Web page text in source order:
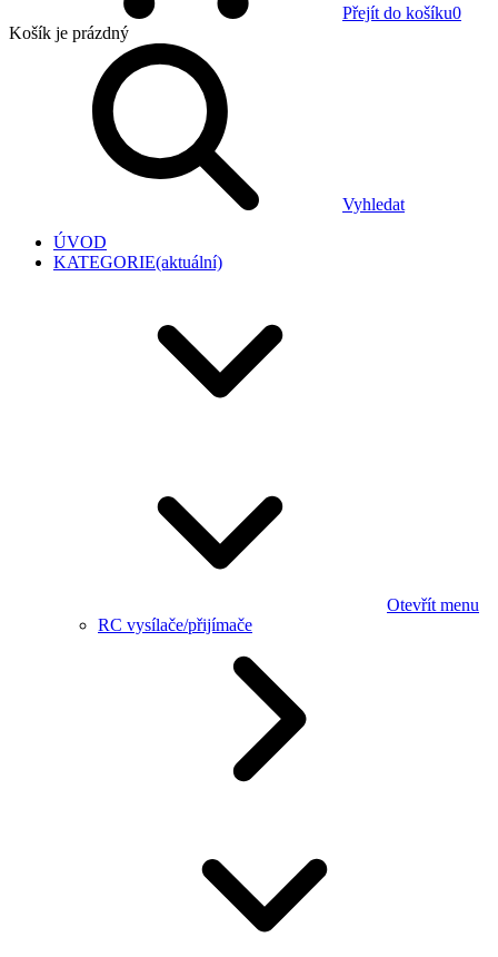
Přejít do košíku0
Košík je prázdný
Vyhledat
ÚVOD
KATEGORIE(aktuální)
Otevřít menu
RC vysílače/přijímače